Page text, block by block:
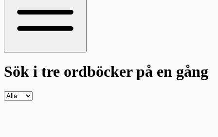
Sök i tre ordböckerpå en gång